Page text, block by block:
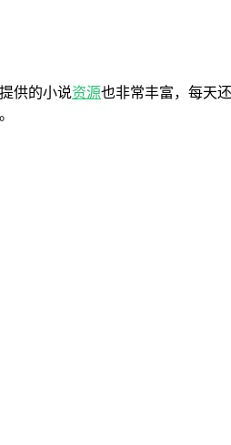
供的小说资源也非常丰富，每天